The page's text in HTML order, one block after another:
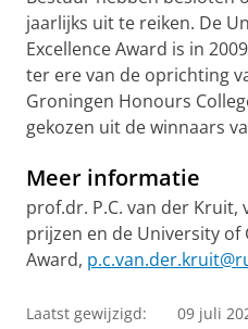
jaarlijks uit te reiken. De
Excellence Award is in
ter ere van de oprichting
Groningen Honours
gekozen uit de winnaars
Meer informatie
prof.dr. P.C. van der Kruit,
prijzen en de University of
Award,
Laatst gewijzigd: 09 juli